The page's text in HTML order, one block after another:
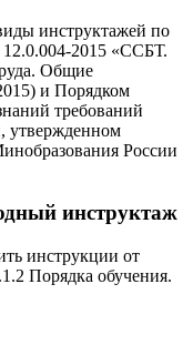
инструктажей по
2015 «ССБТ.
Общие
и Порядком
требований
утвержденном
России
инструктаж
инструкции от
Порядка обучения.